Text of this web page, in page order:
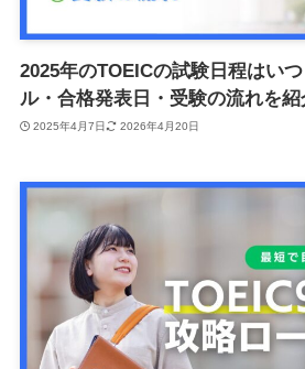
2025年のTOEICの試験日程はい
ル・合格発表日・受験の流れを紹
2025年4月7日 2026年4月20日